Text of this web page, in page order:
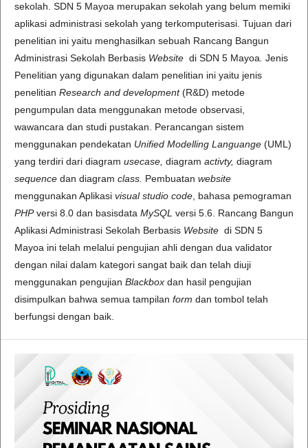
sekolah. SDN 5 Mayoa merupakan sekolah yang belum memiki
aplikasi administrasi sekolah yang terkomputerisasi. Tujuan dari
penelitian ini yaitu menghasilkan sebuah Rancang Bangun
Administrasi Sekolah Berbasis Website di SDN 5 Mayoa Jenis
Penelitian yang digunakan dalam penelitian ini yaitu jenis
penelitian Research and development(R&D) metode
pengumpulan data menggunakan metode observasi,
wawancara dan studi pustakan. Perancangan sistem
menggunakan pendekatan Unified Modelling Languange (UML)
yang terdiri dari diagram usecase, diagram activty, diagram
sequence dan diagram class. Pembuatan website
menggunakan Aplikasi visual studio code , bahasa pemograman
PHPversi 8.0 dan basisdata MySQL versi 5.6. Rancang Bangun
Aplikasi Administrasi Sekolah Berbasis Website di SDN 5
Mayoa ini telah melalui pengujian ahli dengan dua validator
dengan nilai dalam kategori sangat baik dan telah diuji
menggunakan pengujian Blackbox dan hasil pengujian
disimpulkan bahwa semua tampilan form dan tombol telah
berfungsi dengan baik.